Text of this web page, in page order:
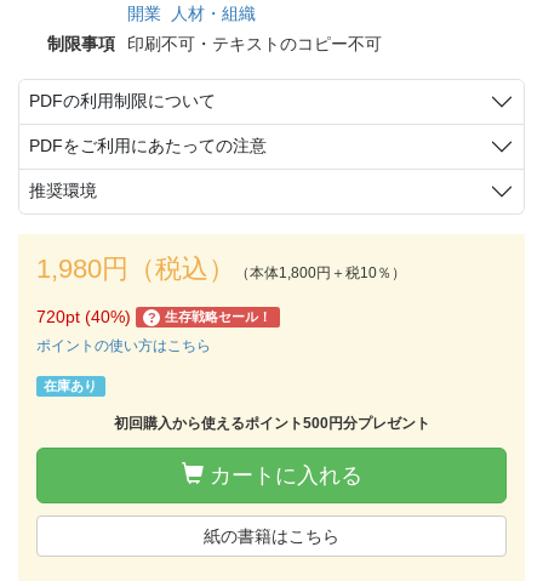
開業
人材・組織
制限事項
印刷不可・テキストのコピー不可
PDFの利用制限について
PDFをご利用にあたっての注意
推奨環境
1,980円（税込） （本体1,800円＋税10％）
720pt (40%) ? 生存戦略セール！
ポイントの使い方はこちら
在庫あり
初回購入から使えるポイント500円分プレゼント
カートに入れる
紙の書籍はこちら